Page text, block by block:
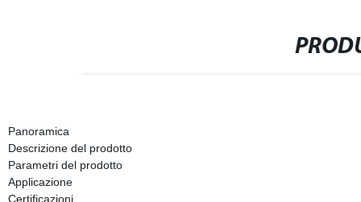
Panoramica
Descrizione del prodotto
Parametri del prodotto
Applicazione
Certificazioni